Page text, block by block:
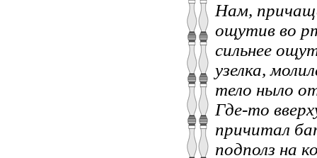
Нам,
ощутив во
сильнее
узелка,
тело ныло
Где-то
причитал
подполз на